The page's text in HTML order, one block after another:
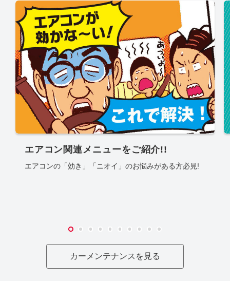
エアコン関連メニューをご紹介!!
エアコンの「効き」「ニオイ」のお悩みがある方必見!
カーメンテナンスを見る